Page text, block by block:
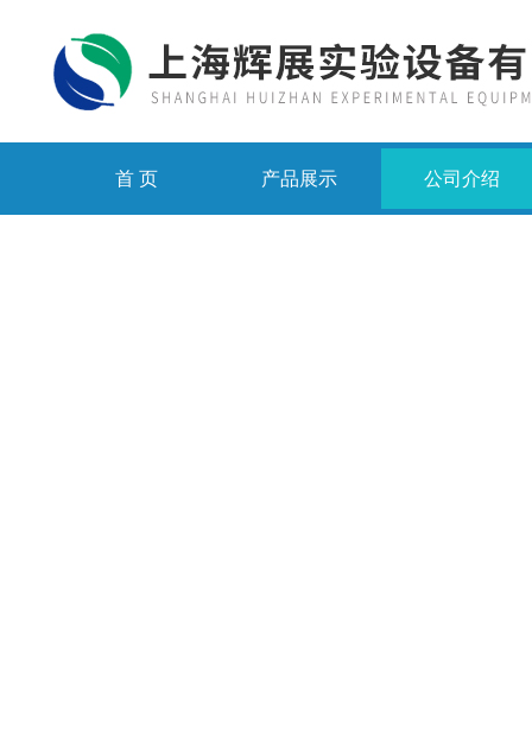
首 页 产品展示 公司介绍